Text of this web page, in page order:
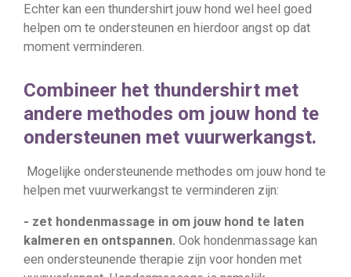
Echter kan een thundershirt jouw hond wel heel goed
helpen om te ondersteunen en hierdoor angst op dat
moment verminderen.
Combineer het thundershirt met
andere methodes om jouw hond te
ondersteunen met vuurwerkangst.
Mogelijke ondersteunende methodes om jouw hond te
helpen met vuurwerkangst te verminderen zijn:
- zet hondenmassage in om jouw hond te laten
kalmeren en ontspannen. Ook hondenmassage kan
een ondersteunende therapie zijn voor honden met